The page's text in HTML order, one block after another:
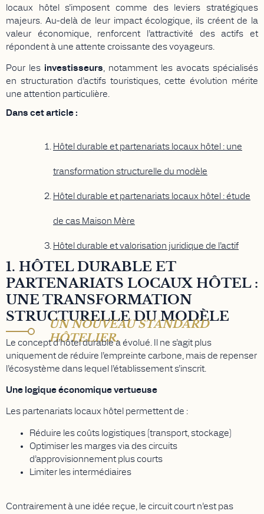
locaux hôtel s’imposent comme des leviers stratégiques
majeurs. Au-delà de leur impact écologique, ils créent de la
valeur économique, renforcent l’attractivité des actifs et
répondent à une attente croissante des voyageurs.
Pour les investisseurs, notamment les avocats spécialisés
en structuration d’actifs touristiques, cette évolution mérite
une attention particulière.
Dans cet article :
Hôtel durable et partenariats locaux hôtel : une
transformation structurelle du modèle
Hôtel durable et partenariats locaux hôtel : étude
de cas Maison Mère
Hôtel durable et valorisation juridique de l’actif
1. HÔTEL DURABLE ET
PARTENARIATS LOCAUX HÔTEL :
UNE TRANSFORMATION
STRUCTURELLE DU MODÈLE
UN NOUVEAU STANDARD
HÔTELIER.
Le concept d’hôtel durable a évolué. Il ne s’agit plus
uniquement de réduire l’empreinte carbone, mais de repenser
l’écosystème dans lequel l’établissement s’inscrit.
Une logique économique vertueuse
Les partenariats locaux hôtel permettent de :
Réduire les coûts logistiques (transport, stockage)
Optimiser les marges via des circuits
d’approvisionnement plus courts
Limiter les intermédiaires
Contrairement à une idée reçue, le circuit court n’est pas